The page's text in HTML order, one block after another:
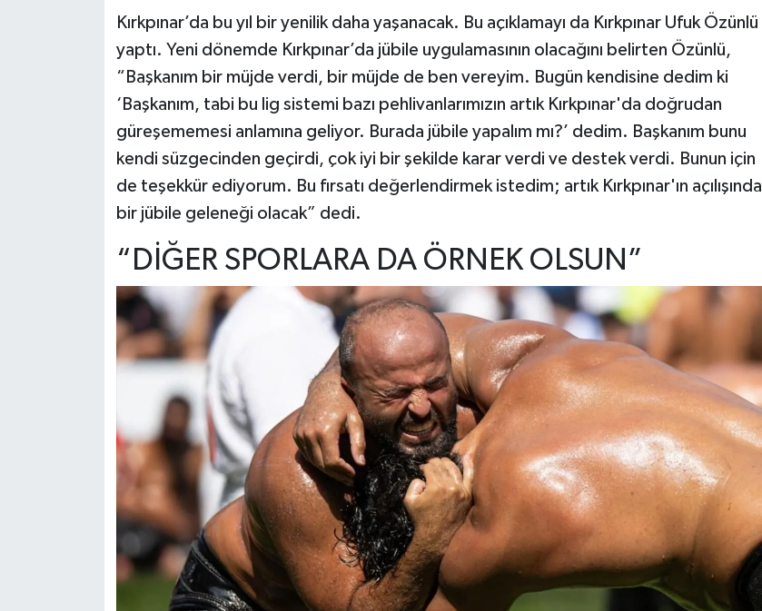
Kırkpınar’da bu yıl bir yenilik daha yaşanacak. Bu açıklamayı da Kırkpınar Ufuk Özünlü
yaptı. Yeni dönemde Kırkpınar’da jübile uygulamasının olacağını belirten Özünlü,
“Başkanım bir müjde verdi, bir müjde de ben vereyim. Bugün kendisine dedim ki
‘Başkanım, tabi bu lig sistemi bazı pehlivanlarımızın artık Kırkpınar'da doğrudan
güreşememesi anlamına geliyor. Burada jübile yapalım mı?’ dedim. Başkanım bunu
kendi süzgecinden geçirdi, çok iyi bir şekilde karar verdi ve destek verdi. Bunun için
de teşekkür ediyorum. Bu fırsatı değerlendirmek istedim; artık Kırkpınar'ın açılışında
bir jübile geleneği olacak” dedi.
“DİĞER SPORLARA DA ÖRNEK OLSUN”